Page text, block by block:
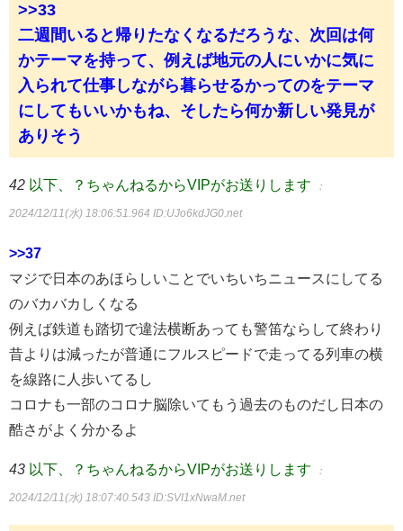
>>33
二週間いると帰りたなくなるだろうな、次回は何
かテーマを持って、例えば地元の人にいかに気に
入られて仕事しながら暮らせるかってのをテーマ
にしてもいいかもね、そしたら何か新しい発見が
ありそう
42 以下、？ちゃんねるからVIPがお送りします ：
2024/12/11(水) 18:06:51.964 ID:UJo6kdJG0.net
>>37
マジで日本のあほらしいことでいちいちニュースにしてる
のバカバカしくなる
例えば鉄道も踏切で違法横断あっても警笛ならして終わり
昔よりは減ったが普通にフルスピードで走ってる列車の横
を線路に人歩いてるし
コロナも一部のコロナ脳除いてもう過去のものだし日本の
酷さがよく分かるよ
43 以下、？ちゃんねるからVIPがお送りします ：
2024/12/11(水) 18:07:40.543 ID:SVI1xNwaM.net